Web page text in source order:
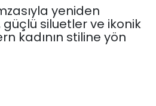
yeniden
siluetler ve ikonik
kadının stiline yön